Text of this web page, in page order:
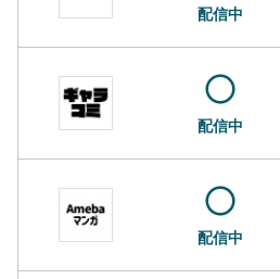
配信中
配信中
配信中